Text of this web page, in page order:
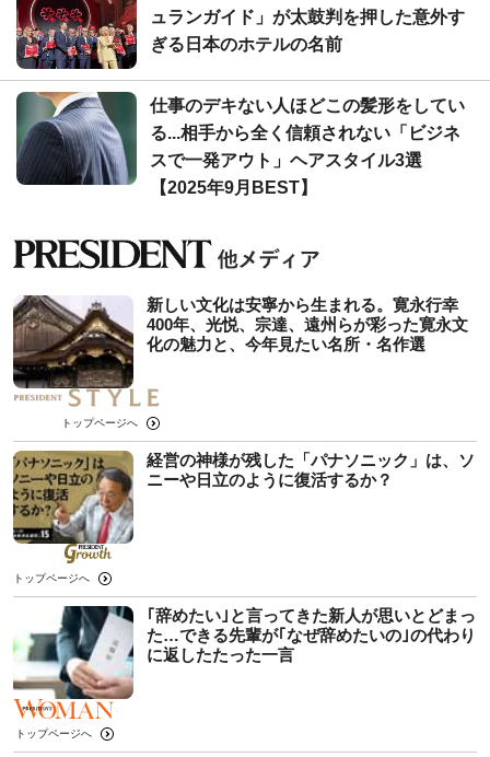
ュランガイド」が太鼓判を押した意外す
ぎる日本のホテルの名前
仕事のデキない人ほどこの髪形をしてい
る...相手から全く信頼されない「ビジネ
スで一発アウト」ヘアスタイル3選
【2025年9月BEST】
新しい文化は安寧から生まれる。寛永行幸
400年、光悦、宗達、遠州らが彩った寛永文
化の魅力と、今年見たい名所・名作選
トップページへ
経営の神様が残した「パナソニック」は、ソ
ニーや日立のように復活するか？
トップページへ
｢辞めたい｣と言ってきた新人が思いとどまっ
た…できる先輩が｢なぜ辞めたいの｣の代わり
に返したたった一言
トップページへ